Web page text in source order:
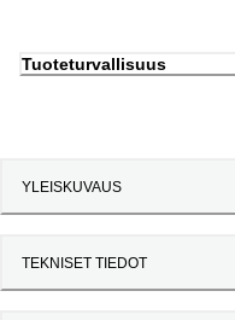
Tuoteturvallisuus
YLEISKUVAUS
TEKNISET TIEDOT